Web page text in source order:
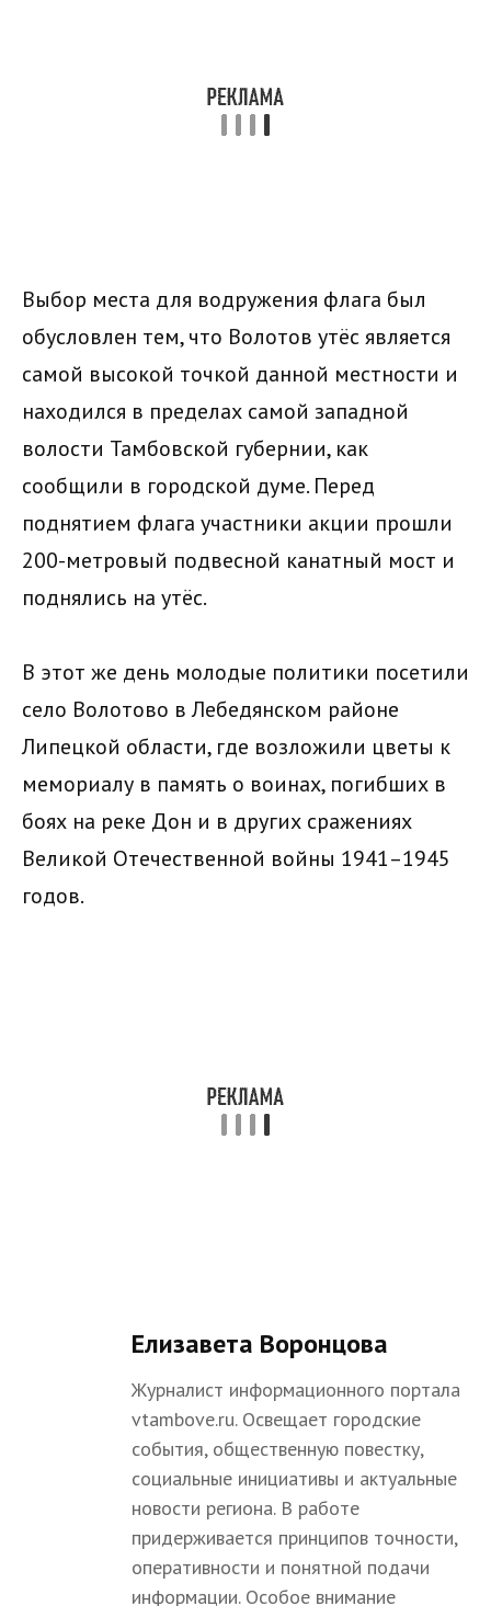
Выбор места для водружения флага был
обусловлен тем, что Волотов утёс является
самой высокой точкой данной местности и
находился в пределах самой западной
волости Тамбовской губернии, как
сообщили в городской думе. Перед
поднятием флага участники акции прошли
200-метровый подвесной канатный мост и
поднялись на утёс.
В этот же день молодые политики посетили
село Волотово в Лебедянском районе
Липецкой области, где возложили цветы к
мемориалу в память о воинах, погибших в
боях на реке Дон и в других сражениях
Великой Отечественной войны 1941–1945
годов.
Елизавета Воронцова
Журналист информационного портала
vtambove.ru. Освещает городские
события, общественную повестку,
социальные инициативы и актуальные
новости региона. В работе
придерживается принципов точности,
оперативности и понятной подачи
информации. Особое внимание